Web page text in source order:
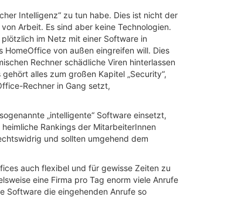
Intelligenz“ zu tun habe. Dies ist nicht der
Arbeit. Es sind aber keine Technologien.
plötzlich im Netz mit einer Software in
von außen eingreifen will. Dies
Rechner schädliche Viren hinterlassen
alles zum großen Kapitel „Security“,
Rechner in Gang setzt,
„intelligente“ Software einsetzt,
Rankings der MitarbeiterInnen
und sollten umgehend dem
auch flexibel und für gewisse Zeiten zu
eine Firma pro Tag enorm viele Anrufe
Software die eingehenden Anrufe so